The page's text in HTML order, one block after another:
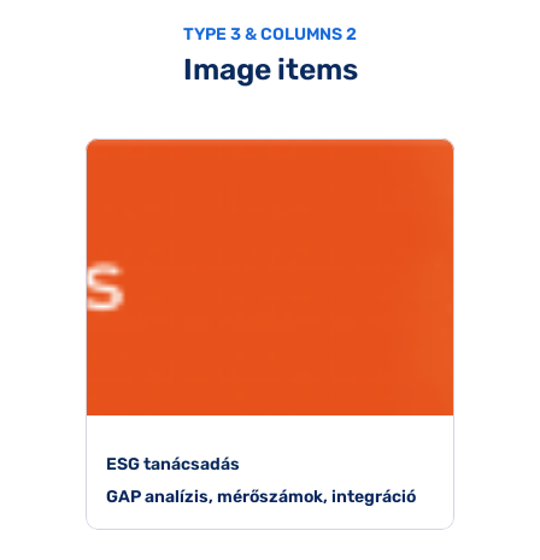
TYPE 3 & COLUMNS 2
Image items
ESG tanácsadás
GAP analízis, mérőszámok, integráció